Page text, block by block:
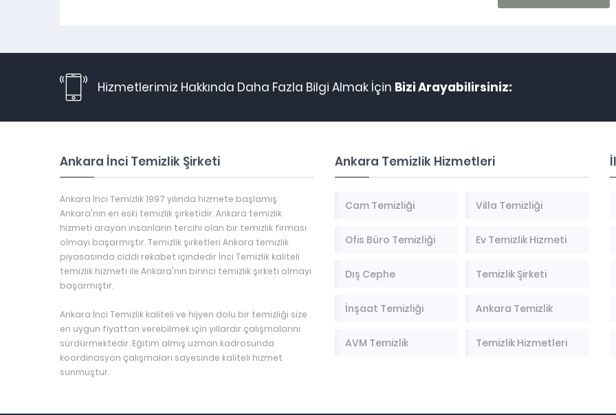
Hizmetlerimiz Hakkında Daha Fazla Bilgi Almak İçin Bizi Arayabilirsiniz:
Ankara İnci Temizlik Şirketi
Ankara İnci Temizlik 1997 yılında hizmete başlamış
Ankara'nın en eski temizlik şirketidir. Ankara temizlik
hizmeti arayan insanların tercihi olan bir temizlik firması
olmayı başarmıştır. Temizlik şirketleri Ankara temizlik
piyasasında ciddi rekabet içindedir İnci Temizlik kaliteli
temizlik hizmeti ile Ankara'nın birinci temizlik şirketi olmayı
başarmıştır.
Ankara İnci Temizlik kaliteli ve hijyen dolu bir temizliği size
en uygun fiyattan verebilmek için yıllardır çalışmalarını
sürdürmektedir. Eğitim almış uzman kadrosunda
koordinasyon çalışmaları sayesinde kaliteli hizmet
sunmuştur.
Ankara Temizlik Hizmetleri
Cam Temizliği Villa Temizliği
Ofis Büro Temizliği Ev Temizlik Hizmeti
Dış Cephe Temizlik Şirketi
İnşaat Temizliği Ankara Temizlik
AVM Temizlik Temizlik Hizmetleri